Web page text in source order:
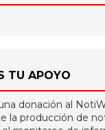
TU APOYO
donación al
la producción de